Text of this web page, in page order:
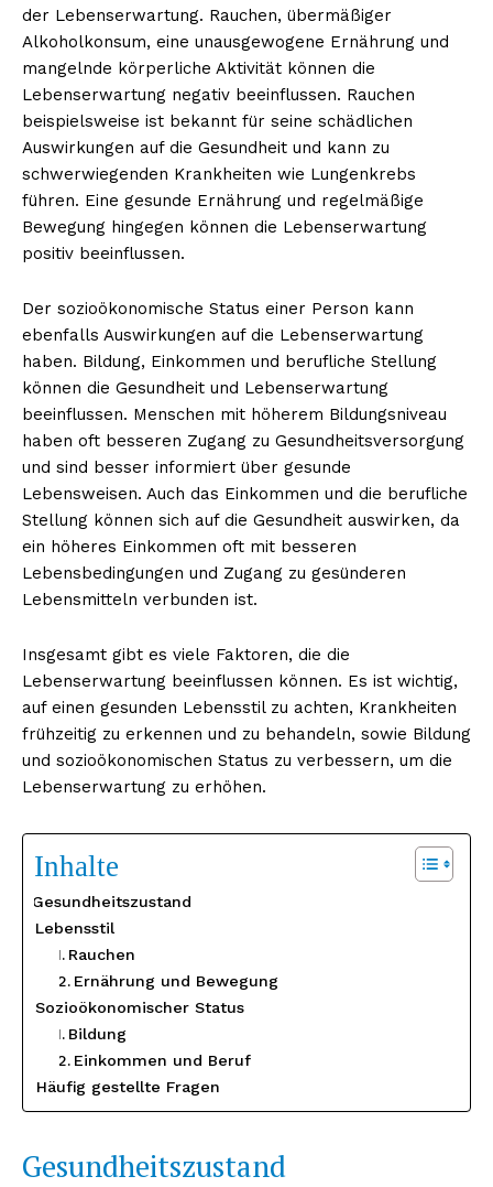
der Lebenserwartung. Rauchen, übermäßiger
Alkoholkonsum, eine unausgewogene Ernährung und
mangelnde körperliche Aktivität können die
Lebenserwartung negativ beeinflussen. Rauchen
beispielsweise ist bekannt für seine schädlichen
Auswirkungen auf die Gesundheit und kann zu
schwerwiegenden Krankheiten wie Lungenkrebs
führen. Eine gesunde Ernährung und regelmäßige
Bewegung hingegen können die Lebenserwartung
positiv beeinflussen.
Der sozioökonomische Status einer Person kann
ebenfalls Auswirkungen auf die Lebenserwartung
haben. Bildung, Einkommen und berufliche Stellung
können die Gesundheit und Lebenserwartung
beeinflussen. Menschen mit höherem Bildungsniveau
haben oft besseren Zugang zu Gesundheitsversorgung
und sind besser informiert über gesunde
Lebensweisen. Auch das Einkommen und die berufliche
Stellung können sich auf die Gesundheit auswirken, da
ein höheres Einkommen oft mit besseren
Lebensbedingungen und Zugang zu gesünderen
Lebensmitteln verbunden ist.
Insgesamt gibt es viele Faktoren, die die
Lebenserwartung beeinflussen können. Es ist wichtig,
auf einen gesunden Lebensstil zu achten, Krankheiten
frühzeitig zu erkennen und zu behandeln, sowie Bildung
und sozioökonomischen Status zu verbessern, um die
Lebenserwartung zu erhöhen.
Inhalte
Gesundheitszustand
Lebensstil
Rauchen
Ernährung und Bewegung
Sozioökonomischer Status
Bildung
Einkommen und Beruf
Häufig gestellte Fragen
Gesundheitszustand